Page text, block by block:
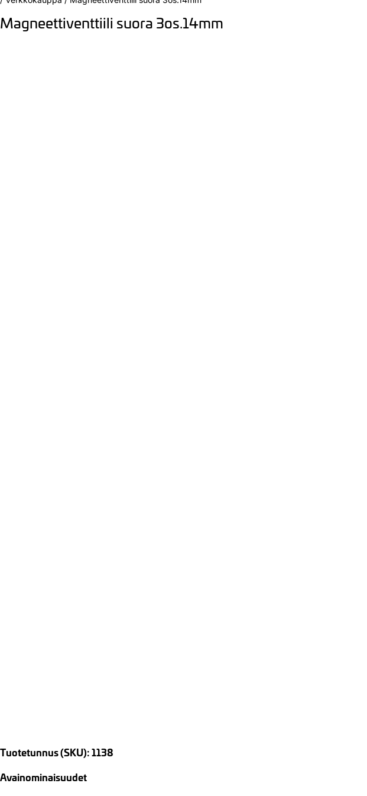
Magneettiventtiili suora 3os.14mm
Tuotetunnus (SKU): 1138
Avainominaisuudet